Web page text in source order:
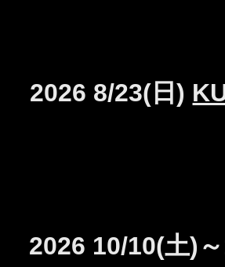
2026 8/23(日)
2026 10/10(土)